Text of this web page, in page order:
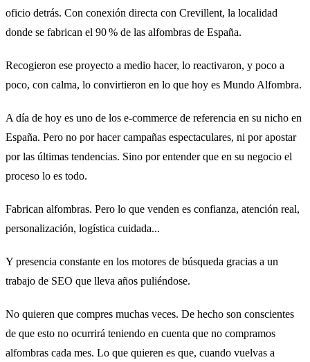
oficio detrás. Con conexión directa con Crevillent, la localidad
donde se fabrican el 90 % de las alfombras de España.
Recogieron ese proyecto a medio hacer, lo reactivaron, y poco a
poco, con calma, lo convirtieron en lo que hoy es Mundo Alfombra.
A día de hoy es uno de los e-commerce de referencia en su nicho en
España. Pero no por hacer campañas espectaculares, ni por apostar
por las últimas tendencias. Sino por entender que en su negocio el
proceso lo es todo.
Fabrican alfombras. Pero lo que venden es confianza, atención real,
personalización, logística cuidada...
Y presencia constante en los motores de búsqueda gracias a un
trabajo de SEO que lleva años puliéndose.
No quieren que compres muchas veces. De hecho son conscientes
de que esto no ocurrirá teniendo en cuenta que no compramos
alfombras cada mes. Lo que quieren es que, cuando vuelvas a